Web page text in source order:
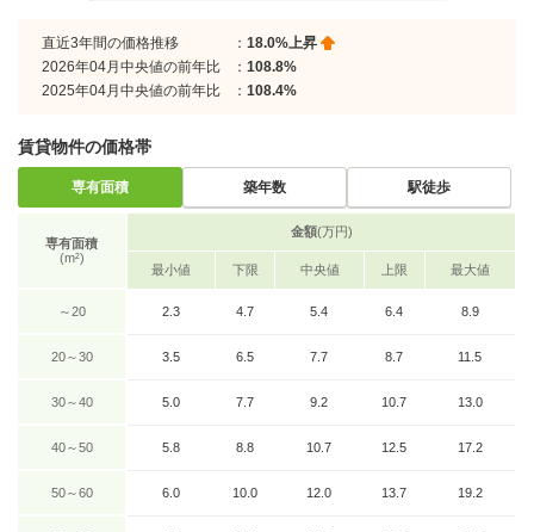
直近3年間の価格推移 ： 18.0%上昇
2026年04月中央値の前年比
： 108.8%
2025年04月中央値の前年比
： 108.4%
賃貸物件の価格帯
専有面積 築年数 駅徒歩
専有面積
(m²)
金額(万円)
最小値 下限 中央値 上限 最大値
～20 2.3 4.7 5.4 6.4 8.9
20～30 3.5 6.5 7.7 8.7 11.5
30～40 5.0 7.7 9.2 10.7 13.0
40～50 5.8 8.8 10.7 12.5 17.2
50～60 6.0 10.0 12.0 13.7 19.2